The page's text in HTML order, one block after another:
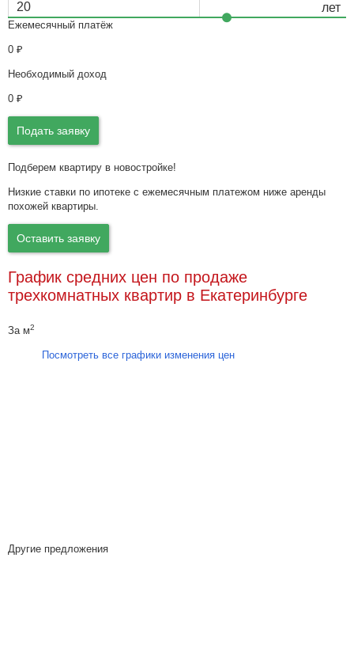
Ежемесячный платёж
0 ₽
Необходимый доход
0 ₽
Подать заявку
Подберем квартиру в новостройке!
Низкие ставки по ипотеке с ежемесячным платежом ниже аренды
похожей квартиры.
Оставить заявку
График средних цен по продаже
трехкомнатных квартир в Екатеринбурге
За м2
Посмотреть все графики изменения цен
Другие предложения